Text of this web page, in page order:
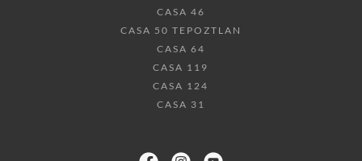
CASA 46
CASA 50 TEPOZTLAN
CASA 64
CASA 119
CASA 124
CASA 31